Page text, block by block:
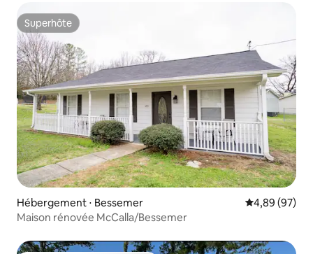
Superhôte
Superhôte
Hébergement ⋅ Bessemer Évaluation
4,89 (97)
Maison rénovée McCalla/Bessemer